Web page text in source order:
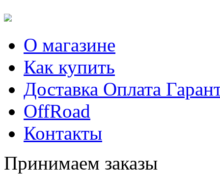
О магазине
Как купить
Доставка Оплата
OffRoad
Контакты
Принимаем заказы